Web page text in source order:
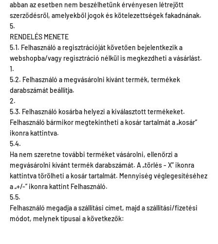
abban az esetben nem beszélhetünk érvényesen létrejött
szerződésről, amelyekből jogok és kötelezettségek fakadnának.
5.
RENDELÉS MENETE
5.1. Felhasználó a regisztrációját követően bejelentkezik a
webshopba/vagy regisztráció nélkül is megkezdheti a vásárlást.
1.
5.2. Felhasználó a megvásárolni kívánt termék, termékek
darabszámát beállítja.
2.
5.3. Felhasználó kosárba helyezi a kiválasztott termékeket.
Felhasználó bármikor megtekintheti a kosár tartalmát a „kosár”
ikonra kattintva.
5.4.
Ha nem szeretne további terméket vásárolni, ellenőrzi a
megvásárolni kívánt termék darabszámát. A „törlés - X” ikonra
kattintva törölheti a kosár tartalmát. Mennyiség véglegesítéséhez
a „+/-” ikonra kattint Felhasználó.
5.5.
Felhasználó megadja a szállítási címet, majd a szállítási/fizetési
módot, melynek típusai a következők: